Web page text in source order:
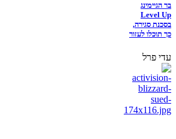
בר הגיימינג
Level Up
בסכנת סגירה,
כך תוכלו לעזור
עדי פרל